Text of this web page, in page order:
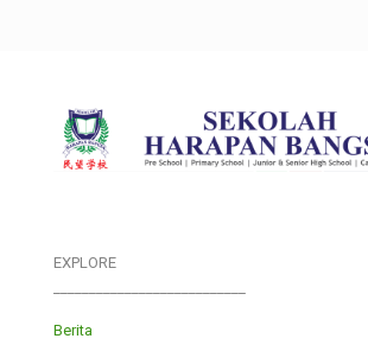
EXPLORE
Berita